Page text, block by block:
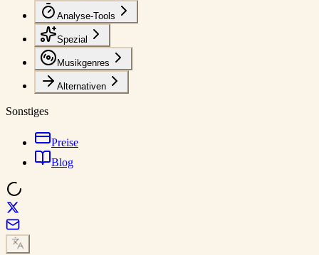
Analyse-Tools
Spezial
Musikgenres
Alternativen
Sonstiges
Preise
Blog